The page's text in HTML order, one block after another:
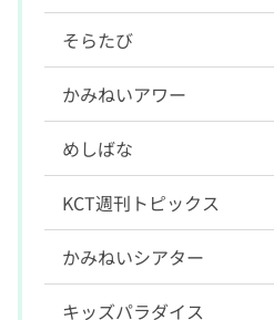
そらたび
かみねいアワー
めしばな
KCT週刊トピックス
かみねいシアター
キッズパラダイス